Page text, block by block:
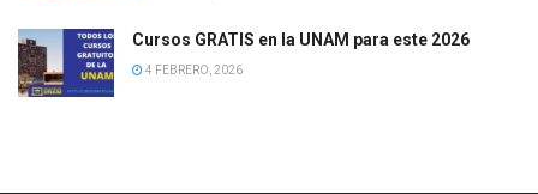
Cursos GRATIS en la UNAM para este 2026
4 FEBRERO, 2026